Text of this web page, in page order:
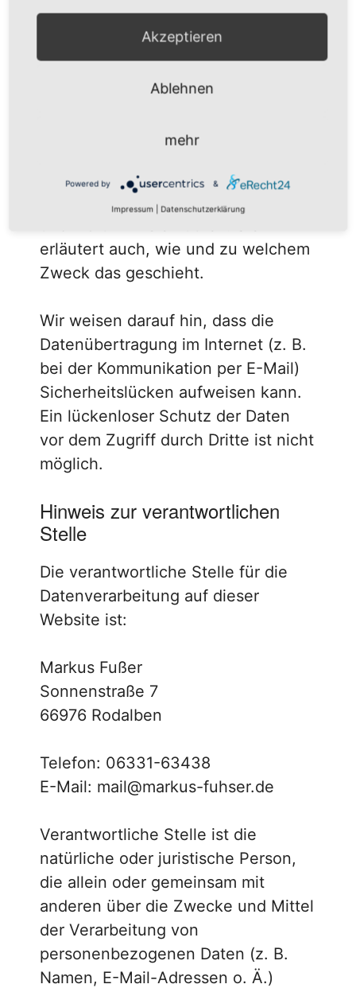
Wenn Sie diese Website benutzen,
werden verschiedene
personenbezogene Daten erhoben.
vorliegende Datenschutzerklärung
erläutert, welche Daten wir erheben
erläutert auch, wie und zu welchem
Zweck das geschieht.
Wir weisen darauf hin, dass die
Datenübertragung im Internet (z. B.
bei der Kommunikation per E-Mail)
Sicherheitslücken aufweisen kann.
Ein lückenloser Schutz der Daten
vor dem Zugriff durch Dritte ist nicht
möglich.
Hinweis zur verantwortlichen
Stelle
Die verantwortliche Stelle für die
Datenverarbeitung auf dieser
Website ist:
Markus Fußer
Sonnenstraße 7
66976 Rodalben
Telefon: 06331-63438
E-Mail: mail@markus-fuhser.de
Verantwortliche Stelle ist die
natürliche oder juristische Person,
die allein oder gemeinsam mit
anderen über die Zwecke und Mittel
der Verarbeitung von
personenbezogenen Daten (z. B.
Namen, E-Mail-Adressen o. Ä.)
Akzeptieren
Ablehnen
mehr
Powered by &
Impressum Datenschutzerklärung